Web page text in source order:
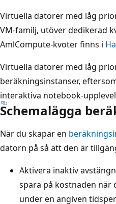
Virtuella datorer med låg
VM-familj, utöver dedikerad
AmlCompute-kvoter finns i
Virtuella datorer med låg
beräkningsinstanser,
interaktiva notebook-
Schemalägga
När du skapar en
datorn på så att den är
Aktivera inaktiv
spara på kostnaden
under en angiven